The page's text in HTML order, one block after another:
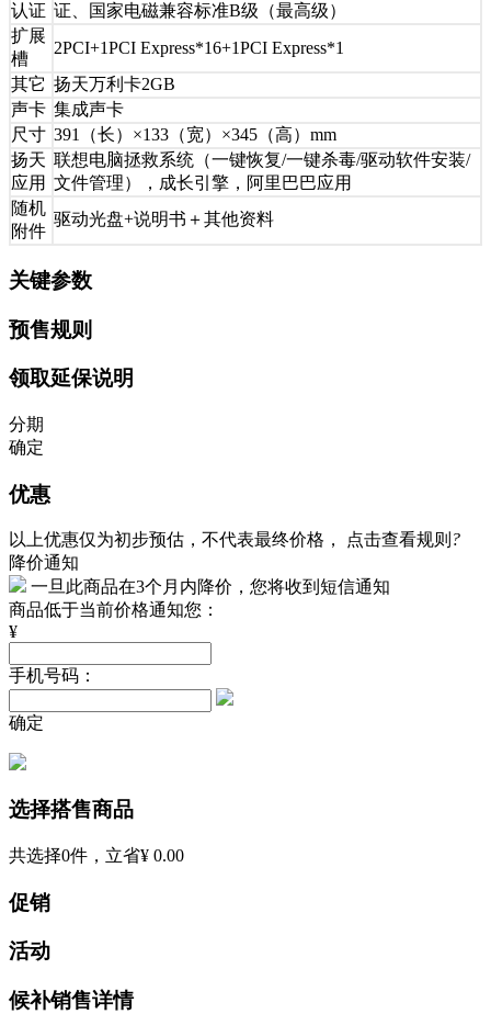
认证 证、国家电磁兼容标准B级（最高级）
扩展
槽
2PCI+1PCI Express*16+1PCI Express*1
其它 扬天万利卡2GB
声卡 集成声卡
尺寸 391（长）×133（宽）×345（高）mm
扬天
应用
联想电脑拯救系统（一键恢复/一键杀毒/驱动软件安装/
文件管理），成长引擎，阿里巴巴应用
随机
附件
驱动光盘+说明书＋其他资料
关键参数
预售规则
领取延保说明
分期
确定
优惠
以上优惠仅为初步预估，不代表最终价格， 点击查看规则 ?
降价通知
一旦此商品在3个月内降价，您将收到短信通知
商品低于当前价格通知您：
¥
手机号码：
确定
选择搭售商品
共选择0件，立省¥ 0.00
促销
活动
候补销售详情